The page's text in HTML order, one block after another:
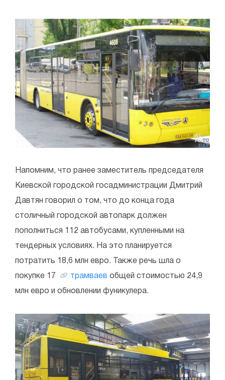
Напомним, что ранее заместитель председателя
Киевской городской госадминистрации Дмитрий
Давтян говорил о том, что до конца года
столичный городской автопарк должен
пополниться 112 автобусами, купленными на
тендерных условиях. На это планируется
потратить 18,6 млн евро. Также речь шла о
покупке 17 трамваев общей стоимостью 24,9
млн евро и обновлении фуникулера.